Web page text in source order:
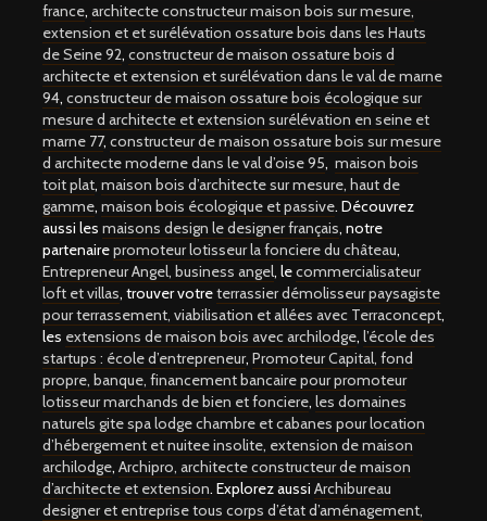
france, architecte constructeur maison bois sur mesure,
extension et et surélévation ossature bois dans les Hauts
de Seine 92, constructeur de maison ossature bois d
architecte et extension et surélévation dans le val de marne
94, constructeur de maison ossature bois écologique sur
mesure d architecte et extension surélévation en seine et
marne 77, constructeur de maison ossature bois sur mesure
d architecte moderne dans le val d’oise 95, maison bois
toit plat, maison bois d’architecte sur mesure, haut de
gamme, maison bois écologique et passive. Découvrez
aussi les maisons design le designer français, notre
partenairepromoteur lotisseur la fonciere du château,
Entrepreneur Angel, business angel, lecommercialisateur
loft et villas, trouver votreterrassier démolisseur paysagiste
pour terrassement, viabilisation et allées avec Terraconcept,
les extensions de maison bois avec archilodge, l’école des
startups : école d’entrepreneur, Promoteur Capital, fond
propre, banque, financement bancaire pour promoteur
lotisseur marchands de bien et fonciere, les domaines
naturels gite spa lodge chambre et cabanes pour location
d’hébergement et nuitee insolite, extension de maison
archilodge, Archipro, architecte constructeur de maison
d’architecte et extension. Explorez aussi Archibureau
designer et entreprise tous corps d’état d’aménagement,